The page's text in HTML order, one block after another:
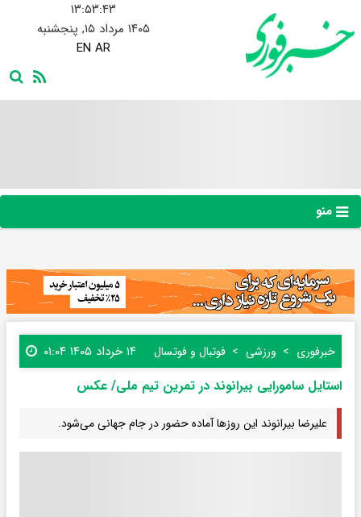
۱۳:۵۳:۴۴
۱۴۰۵ مرداد ۱۵, پنجشنبه
EN AR
منو
خبرفوری ورزشی فوتبال و فوتسال ۱۴ خرداد ۱۴۰۵ ۰۱:۰۴
استایل سامورایی بیرانوند در تمرین تیم ملی/ عکس
علیرضا بیرانوند این روزها آماده حضور در جام جهانی می‌شود.